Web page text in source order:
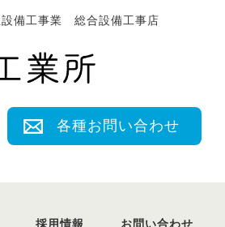
備工事業 総合設備工事店
各種お問い合わせ
採用情報 お問い合わせ